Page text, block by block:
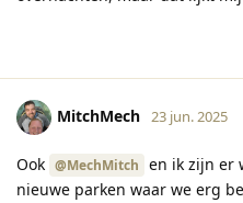
MitchMech 23 jun. 2025
Ook @MechMitch en ik zijn er
nieuwe parken waar we erg